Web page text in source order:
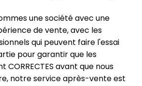
une société avec une
de vente, avec les
qui peuvent faire l'essai
pour garantir que les
CORRECTES avant que nous
notre service après-vente est